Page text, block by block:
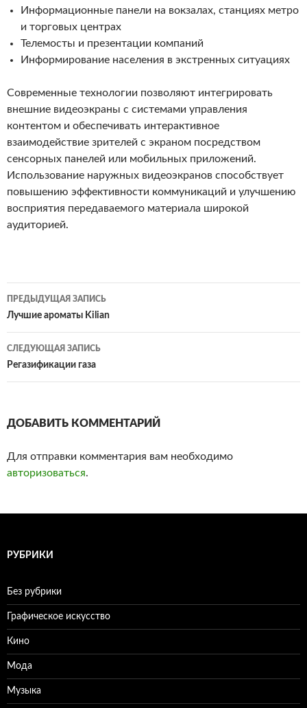
Информационные панели на вокзалах, станциях метро
и торговых центрах
Телемосты и презентации компаний
Информирование населения в экстренных ситуациях
Современные технологии позволяют интегрировать
внешние видеоэкраны с системами управления
контентом и обеспечивать интерактивное
взаимодействие зрителей с экраном посредством
сенсорных панелей или мобильных приложений.
Использование наружных видеоэкранов способствует
повышению эффективности коммуникаций и улучшению
восприятия передаваемого материала широкой
аудиторией.
Навигация
по
записям
ПРЕДЫДУЩАЯ ЗАПИСЬ
Лучшие ароматы Kilian
СЛЕДУЮЩАЯ ЗАПИСЬ
Регазификации газа
ДОБАВИТЬ КОММЕНТАРИЙ
Для отправки комментария вам необходимо
авторизоваться.
РУБРИКИ
Без рубрики
Графическое искусство
Кино
Мода
Музыка